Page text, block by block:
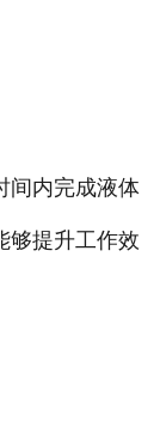
内完成液体
够提升工作效